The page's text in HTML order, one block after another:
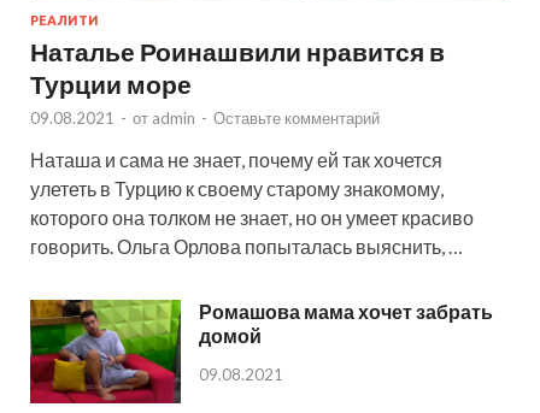
РЕАЛИТИ
Наталье Роинашвили нравится в
Турции море
09.08.2021 - от admin - Оставьте комментарий
Наташа и сама не знает, почему ей так хочется
улететь в Турцию к своему старому знакомому,
которого она толком не знает, но он умеет красиво
говорить. Ольга Орлова попыталась выяснить, …
Ромашова мама хочет забрать
домой
09.08.2021